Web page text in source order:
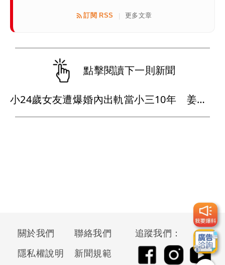
訂閱 RSS 更多文章
點擊閱讀下一則新聞
小24歲女友遭爆婚內出軌當小三10年 姜厚任懶理反嗆爆料者「頭腦有問題」
關於我們
聯絡我們
隱私權說明
新聞規範
追蹤我們：